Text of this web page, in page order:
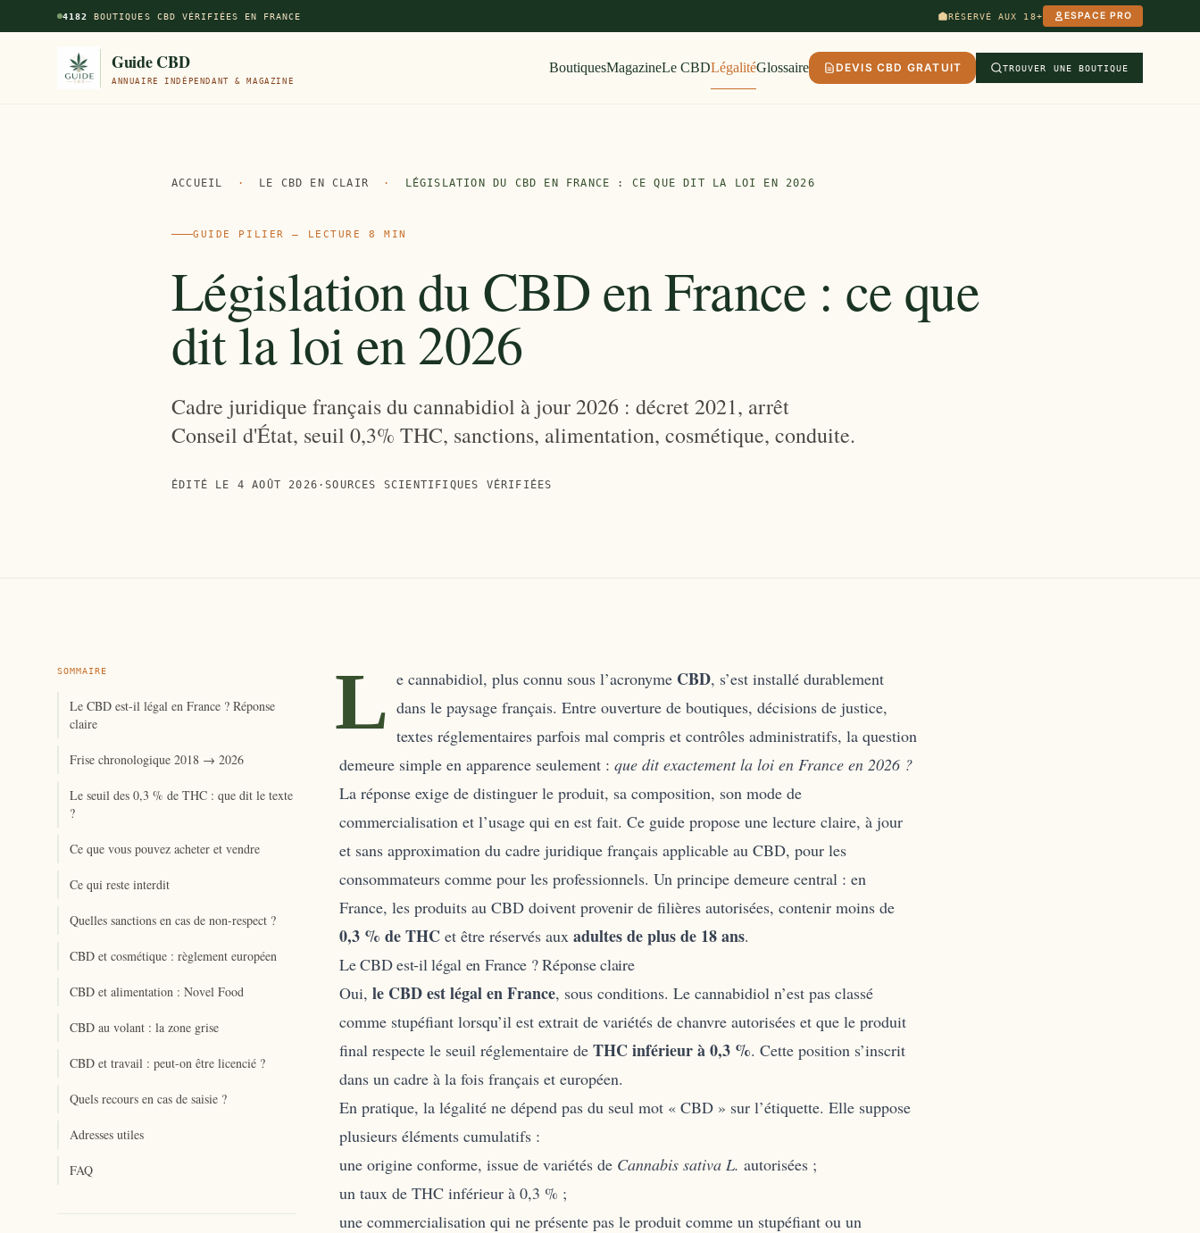
Aller au contenu principal
4182 BOUTIQUES CBD VÉRIFIÉES EN FRANCE RÉSERVÉ AUX 18+ ESPACE PRO
Guide CBD
ANNUAIRE INDÉPENDANT & MAGAZINE
BoutiquesMagazineLe CBDLégalitéGlossaire DEVIS CBD GRATUIT TROUVER UNE BOUTIQUE
ACCUEIL · LE CBD EN CLAIR · LÉGISLATION DU CBD EN FRANCE : CE QUE DIT LA LOI EN 2026
GUIDE PILIER — LECTURE 8 MIN
Législation du CBD en France : ce que
dit la loi en 2026
Cadre juridique français du cannabidiol à jour 2026 : décret 2021, arrêt
Conseil d'État, seuil 0,3% THC, sanctions, alimentation, cosmétique, conduite.
ÉDITÉ LE 4 AOÛT 2026 ·SOURCES SCIENTIFIQUES VÉRIFIÉES
SOMMAIRE
Le CBD est-il légal en France ? Réponse
claire
Frise chronologique 2018 → 2026
Le seuil des 0,3 % de THC : que dit le texte
?
Ce que vous pouvez acheter et vendre
Ce qui reste interdit
Quelles sanctions en cas de non-respect ?
CBD et cosmétique : règlement européen
CBD et alimentation : Novel Food
CBD au volant : la zone grise
CBD et travail : peut-on être licencié ?
Quels recours en cas de saisie ?
Adresses utiles
FAQ
L e cannabidiol, plus connu sous l’acronyme CBD, s’est installé durablement
dans le paysage français. Entre ouverture de boutiques, décisions de justice,
textes réglementaires parfois mal compris et contrôles administratifs, la question
demeure simple en apparence seulement : que dit exactement la loi en France en 2026 ?
La réponse exige de distinguer le produit, sa composition, son mode de
commercialisation et l’usage qui en est fait. Ce guide propose une lecture claire, à jour
et sans approximation du cadre juridique français applicable au CBD, pour les
consommateurs comme pour les professionnels. Un principe demeure central : en
France, les produits au CBD doivent provenir de filières autorisées, contenir moins de
0,3 % de THCet être réservés aux adultes de plus de 18 ans.
Le CBD est-il légal en France ? Réponse claire
Oui, le CBD est légal en France, sous conditions. Le cannabidiol n’est pas classé
comme stupéfiant lorsqu’il est extrait de variétés de chanvre autorisées et que le produit
final respecte le seuil réglementaire de THC inférieur à 0,3 %. Cette position s’inscrit
dans un cadre à la fois français et européen.
En pratique, la légalité ne dépend pas du seul mot « CBD » sur l’étiquette. Elle suppose
plusieurs éléments cumulatifs :
une origine conforme, issue de variétés de Cannabis sativa L. autorisées ;
un taux de THC inférieur à 0,3 % ;
une commercialisation qui ne présente pas le produit comme un stupéfiant ou un